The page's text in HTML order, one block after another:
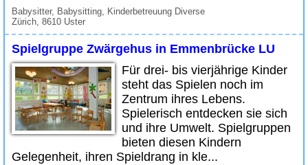
Babysitter, Babysitting, Kinderbetreuung Diverse
Zürich, 8610 Uster
Spielgruppe Zwärgehus in Emmenbrücke LU
Für drei- bis vierjährige Kinder
steht das Spielen noch im
Zentrum ihres Lebens.
Spielerisch entdecken sie sich
und ihre Umwelt. Spielgruppen
bieten diesen Kindern
Gelegenheit, ihren Spieldrang in kle...